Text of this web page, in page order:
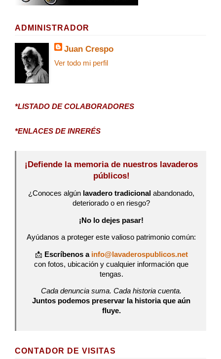
ADMINISTRADOR
Juan Crespo
Ver todo mi perfil
*LISTADO DE COLABORADORES
*ENLACES DE INRERÉS
¡Defiende la memoria de nuestros lavaderos
públicos!
¿Conoces algún lavadero tradicional abandonado,
deteriorado o en riesgo?
¡No lo dejes pasar!
Ayúdanos a proteger este valioso patrimonio común:
📩 Escríbenos a info@lavaderospublicos.net
con fotos, ubicación y cualquier información que
tengas.
Cada denuncia suma. Cada historia cuenta.
Juntos podemos preservar la historia que aún
fluye.
CONTADOR DE VISITAS